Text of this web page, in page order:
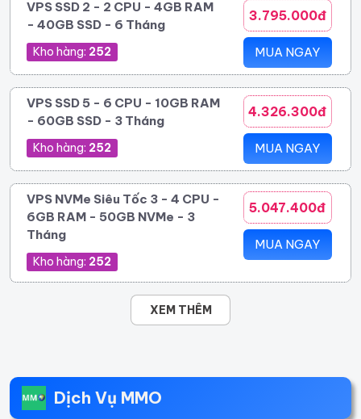
VPS SSD 2 - 2 CPU - 4GB RAM
- 40GB SSD - 6 Tháng
Kho hàng: 252
3.795.000đ
MUA NGAY
VPS SSD 5 - 6 CPU - 10GB RAM
- 60GB SSD - 3 Tháng
Kho hàng: 252
4.326.300đ
MUA NGAY
VPS NVMe Siêu Tốc 3 - 4 CPU -
6GB RAM - 50GB NVMe - 3
Tháng
Kho hàng: 252
5.047.400đ
MUA NGAY
XEM THÊM
Dịch Vụ MMO